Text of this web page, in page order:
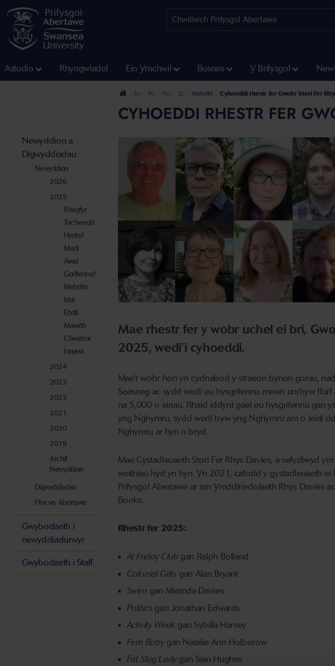
Astudio Rhyngwladol Ein Ymchwil Busnes Y Brifysgol
Swyddfa'r Wasg
Newyddion a Digwyddiadau
Newyddion
2025Mehefin Cyhoeddi rhestr fer Gwobr Stori Fer
CYHOEDDI RHESTR FER
Mae rhestr fer y wobr uchel ei bri,
2025, wedi’i cyhoeddi.
Mae'r wobr hon yn cydnabod y straeon byrion gorau,
Saesneg ac sydd wedi eu hysgrifennu mewn unrhyw
na 5,000 o eiriau. Rhaid iddynt gael eu hysgrifennu gan
yng Nghymru, sydd wedi byw yng Nghymru am o leiaf
Nghymru ar hyn o bryd.
Mae Cystadleuaeth Stori Fer Rhys Davies, a sefydlwyd
weithiau hyd yn hyn. Yn 2021, cafodd y gystadleuaeth ei
Prifysgol Abertawe ar ran Ymddiriedolaeth Rhys Davies
Books.
Rhestr fer 2025:
At Friday Club gan Ralph Bolland
Colonial Gifts gan Alan Bryant
Swim gan Miranda Davies
Politics gan Jonathan Edwards
Activity Week gan Sybilla Harvey
Fern Babygan Natalie Ann Holborow
Fat Slug Ladygan Sian Hughes
Newyddion a
Digwyddiadau
Newyddion
2026
2025
Rhagfyr
Tachwedd
Hydref
Medi
Awst
Gorffennaf
Mehefin
Mai
Ebrill
Mawrth
Chwefror
Ionawr
2024
2023
2022
2021
2020
2019
Archif
Newyddion
Digwyddiadau
Ffocws Abertawe
Gwybodaeth i
newyddiadurwyr
Gwybodaeth i Staff